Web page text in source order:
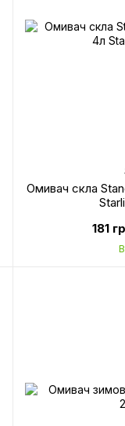
Омивач скла
181